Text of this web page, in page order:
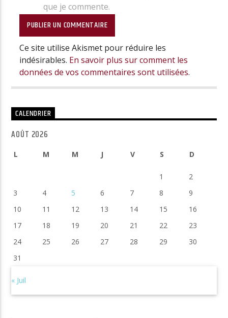
que je commente.
Ce site utilise Akismet pour réduire les
indésirables. En savoir plus sur comment les
données de vos commentaires sont utilisées.
CALENDRIER
AOÛT 2026
L M M J V S D
1
2
3
4 5 6 7 8
9
10
11 12 13 14 15
16
17
18 19 20 21 22
23
24
25 26 27 28 29
30
31
« Juil